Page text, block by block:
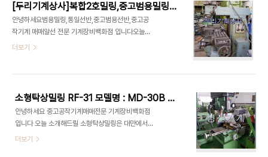
[두리기계상사]복합2호밀링,중고범용밀링2호 상담 도와드립니다
안녕하세요범용밀링,통일선반,중고범용선반,중고공
작기계 매매알선 전문 기계장비백화점 입니다오늘
소개해드릴 복합2호밀링 범용밀링,저가밀링을 소개
리기계상사 취급품목 복합2호밀링,범용밀링2호 다
아라기계장터 에서도 확인을 하실 수 있습니다 - 제
품명 : 복합2호밀링,저가밀링,2호복합밀링- 제품번
호 : 809964- 기본사양: 2호복합밀링- 인도조건 :
상차도- 제품상태: 중고- 판매처 : 두리기계상사 복
더보기
소형탁상밀링 RF-31 모델명 : MD-30B 명진기계입니다
안녕하세요 중고공작기계매매전문 기계장비백화점
입니다 오늘 소개해드릴 소형탁상밀링은 대만에서
제작한 소형탁상밀링 RF-31 모델명 : MD-30B을
더보기